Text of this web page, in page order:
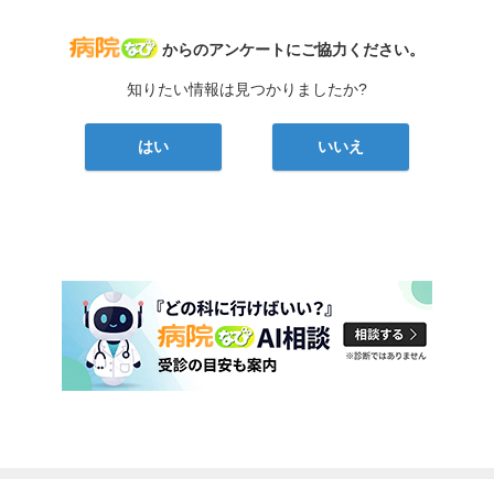
病院なび
からのアンケートにご協力ください。
知りたい情報は見つかりましたか?
はい いいえ